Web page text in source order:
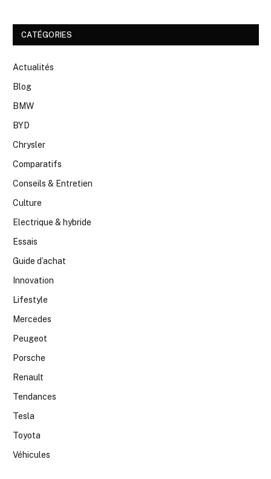
CATÉGORIES
Actualités
Blog
BMW
BYD
Chrysler
Comparatifs
Conseils & Entretien
Culture
Electrique & hybride
Essais
Guide d’achat
Innovation
Lifestyle
Mercedes
Peugeot
Porsche
Renault
Tendances
Tesla
Toyota
Véhicules